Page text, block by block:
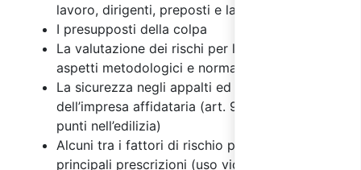
lavoro, dirigenti, preposti e lavoratori
I presupposti della colpa
La valutazione dei rischi per la sicurezza:
aspetti metodologici e normativi
La sicurezza negli appalti ed il ruolo
dell’impresa affidataria (art. 97 e patente a
punti nell’edilizia)
Alcuni tra i fattori di rischio più diffusi e
principali prescrizioni (uso videoterminali, uso